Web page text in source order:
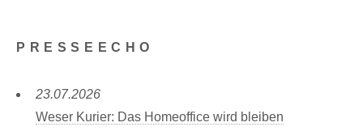
PRESSEECHO
23.07.2026
Weser Kurier: Das Homeoffice wird bleiben